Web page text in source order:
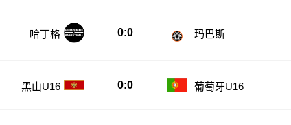
哈丁格 0:0 玛巴斯
黑山U16 0:0 葡萄牙U16